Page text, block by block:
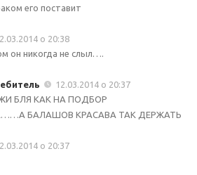
его поставит
о 20:38
он никогда не слыл….
12.03.2014 о 20:37
БЛЯ КАК НА ПОДБОР
БАЛАШОВ КРАСАВА ТАК ДЕРЖАТЬ
о 20:37